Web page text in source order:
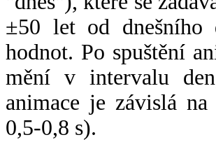
±50 let od dnešního
hodnot. Po spuštění
mění v intervalu
animace je závislá
0,5-0,8 s).